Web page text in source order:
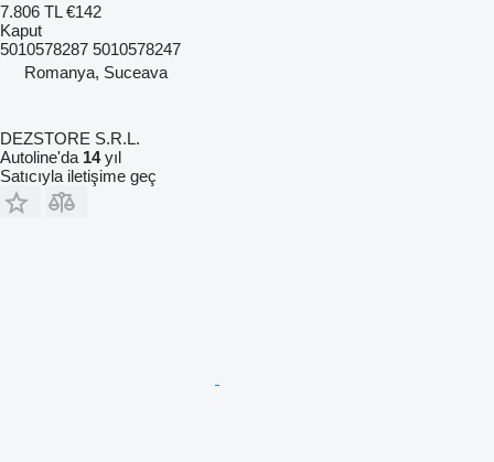
7.806 TL €142
Kaput
5010578287 5010578247
Romanya, Suceava
DEZSTORE S.R.L.
Autoline'da 14yıl
Satıcıyla iletişime geç